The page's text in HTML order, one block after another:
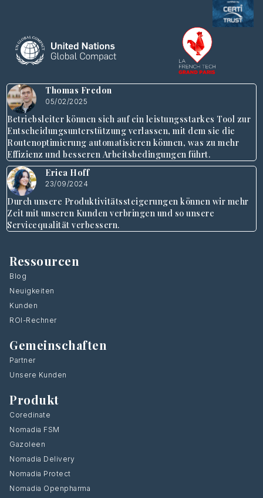
Thomas Fredon
05/02/2025
Betriebsleiter können sich auf ein leistungsstarkes Tool zur
Entscheidungsunterstützung verlassen, mit dem sie die
Routenoptimierung automatisieren können, was zu mehr
Effizienz und besseren Arbeitsbedingungen führt.
Erica Hoff
23/09/2024
Durch unsere Produktivitätssteigerungen können wir mehr
Zeit mit unseren Kunden verbringen und so unsere
Servicequalität verbessern.
Ressourcen
Blog
Neuigkeiten
Kunden
ROI-Rechner
Gemeinschaften
Partner
Unsere Kunden
Produkt
Coredinate
Nomadia FSM
Gazoleen
Nomadia Delivery
Nomadia Protect
Nomadia Openpharma